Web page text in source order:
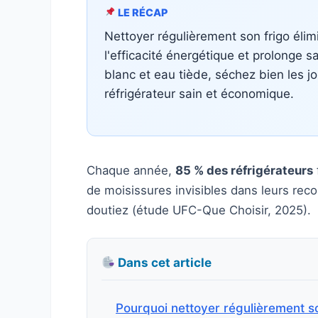
LE RÉCAP
Nettoyer régulièrement son frigo
l'efficacité énergétique et prolonge
blanc et eau tiède, séchez bien les
réfrigérateur sain et économique.
Chaque année, 85 % des réfrigérateurs
de moisissures invisibles dans leurs
doutiez (étude UFC-Que Choisir, 2025).
Dans cet article
Pourquoi nettoyer régulièrement